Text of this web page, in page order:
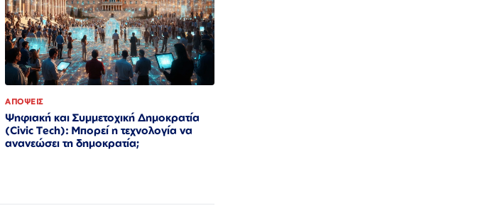
ΑΠΟΨΕΙΣ
Ψηφιακή και Συμμετοχική Δημοκρατία
(Civic Tech): Μπορεί η τεχνολογία να
ανανεώσει τη δημοκρατία;